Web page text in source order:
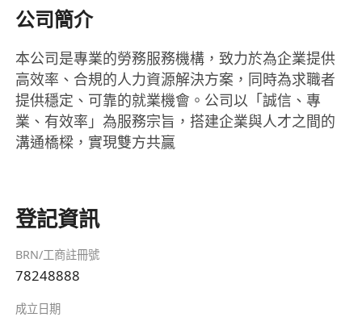
公司簡介
本公司是專業的勞務服務機構，致力於為企業提供
高效率、合規的人力資源解決方案，同時為求職者
提供穩定、可靠的就業機會。公司以「誠信、專
業、有效率」為服務宗旨，搭建企業與人才之間的
溝通橋樑，實現雙方共贏
登記資訊
BRN/工商註冊號
78248888
成立日期